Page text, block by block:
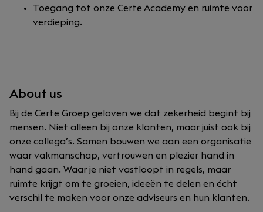
Toegang tot onze Certe Academy en ruimte voor
verdieping.
About us
Bij de Certe Groep geloven we dat zekerheid begint bij
mensen. Niet alleen bij onze klanten, maar juist ook bij
onze collega’s. Samen bouwen we aan een organisatie
waar vakmanschap, vertrouwen en plezier hand in
hand gaan. Waar je niet vastloopt in regels, maar
ruimte krijgt om te groeien, ideeën te delen en écht
verschil te maken voor onze adviseurs en hun klanten.